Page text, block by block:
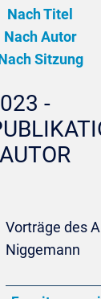
Nach Titel
Nach Autor
Sitzung
-
Vorträge des
Niggemann